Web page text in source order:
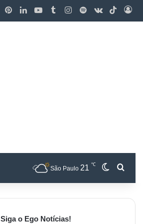
São Paulo 21 ℃
Siga o Ego Notícias!